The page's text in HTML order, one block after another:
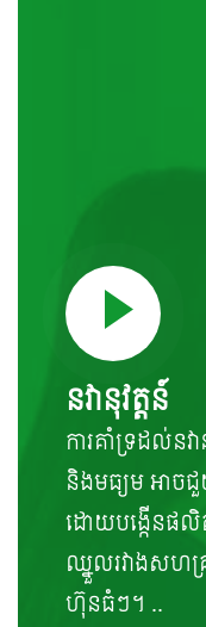
នវានុវត្តន៍
ការគាំទ្រដល់ន
និងមធ្យម អាច
ដោយបង្កើនផលិ
ឈ្នួលរវាងសហ
ហ៊ុនធំៗ។ ..